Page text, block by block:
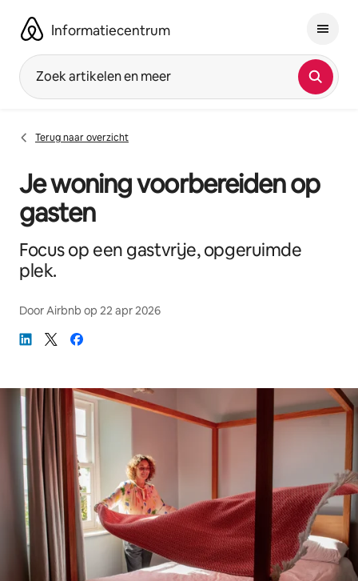
direct
naar
inhoud
Informatiecentrum
Zoek artikelen en meer
Terug naar overzicht
Je woning voorbereiden op
gasten
Focus op een gastvrije, opgeruimde
plek.
DoorAirbnb op 22 apr 2026